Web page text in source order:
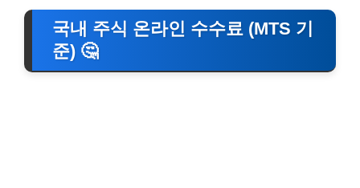
국내 주식 온라인 수수료 (MTS 기
준) 🤔